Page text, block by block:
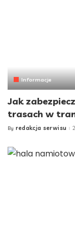
Informacje
Jak
trasach w
Posted
By redakcja serwisu